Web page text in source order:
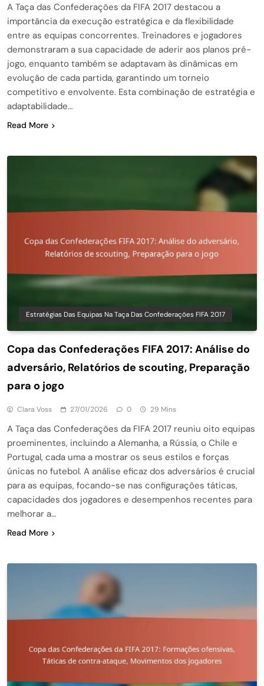
A Taça das Confederações da FIFA 2017 destacou a
importância da execução estratégica e da flexibilidade
entre as equipas concorrentes. Treinadores e jogadores
demonstraram a sua capacidade de aderir aos planos pré-
jogo, enquanto também se adaptavam às dinâmicas em
evolução de cada partida, garantindo um torneio
competitivo e envolvente. Esta combinação de estratégia e
adaptabilidade…
Read More
Estratégias Das Equipas Na Taça Das Confederações FIFA 2017
Copa das Confederações FIFA 2017: Análise do
adversário, Relatórios de scouting, Preparação
para o jogo
Clara Voss 27/01/2026 0 29 Mins
A Taça das Confederações da FIFA 2017 reuniu oito equipas
proeminentes, incluindo a Alemanha, a Rússia, o Chile e
Portugal, cada uma a mostrar os seus estilos e forças
únicas no futebol. A análise eficaz dos adversários é crucial
para as equipas, focando-se nas configurações táticas,
capacidades dos jogadores e desempenhos recentes para
melhorar a…
Read More